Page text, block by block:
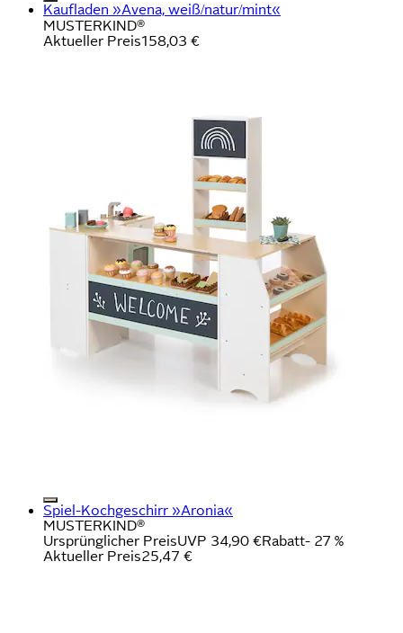
Kaufladen »Avena, weiß/natur/mint«
MUSTERKIND®
Aktueller Preis158,03 €
Spiel-Kochgeschirr »Aronia«
MUSTERKIND®
Ursprünglicher PreisUVP 34,90 €Rabatt- 27 %
Aktueller Preis25,47 €